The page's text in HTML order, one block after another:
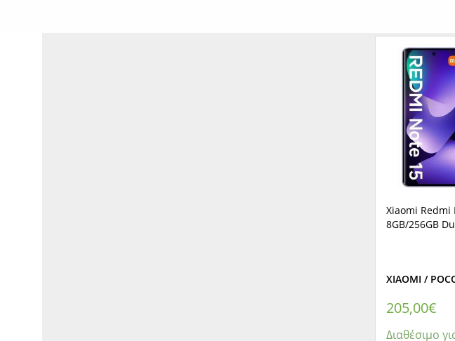
Xiaomi Redmi
8GB/256GB
XIAOMI /
205,00€
Διαθέσιμο